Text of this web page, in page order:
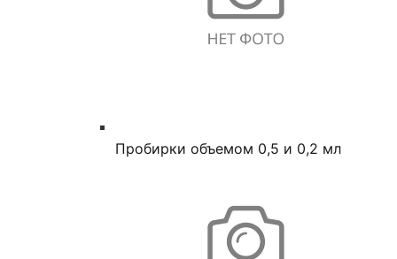
Пробирки объемом 0,5 и 0,2 мл